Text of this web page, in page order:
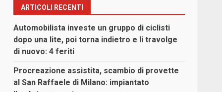
ARTICOLI RECENTI
Automobilista investe un gruppo di ciclisti
dopo una lite, poi torna indietro e li travolge
di nuovo: 4 feriti
Procreazione assistita, scambio di provette
al San Raffaele di Milano: impiantato